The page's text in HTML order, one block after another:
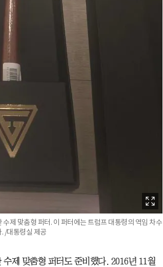
제 맞춤형 퍼터. 이 퍼터에는 트럼프 대통령의 역임 차수
/대통령실 제공
제 맞춤형 퍼터도 준비했다. 2016년 11월